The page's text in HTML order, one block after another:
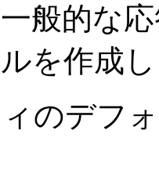
般的な
を作成
のデフ